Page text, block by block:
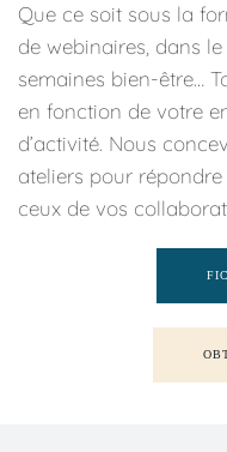
Que ce soit sous la
de webinaires, dans
semaines bien-être…
en fonction de votre
d’activité. Nous
ateliers pour
ceux de vos